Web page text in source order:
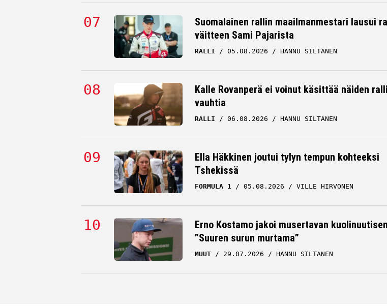
Suomalainen rallin maailmanmestari lausui
väitteen Sami Pajarista
RALLI 05.08.2026 HANNU SILTANEN
Kalle Rovanperä ei voinut käsittää näiden
vauhtia
RALLI 06.08.2026 HANNU SILTANEN
Ella Häkkinen joutui tylyn tempun kohteeksi
Tshekissä
FORMULA 1 05.08.2026 VILLE HIRVONEN
Erno Kostamo jakoi musertavan
”Suuren surun murtama”
MUUT 29.07.2026 HANNU SILTANEN